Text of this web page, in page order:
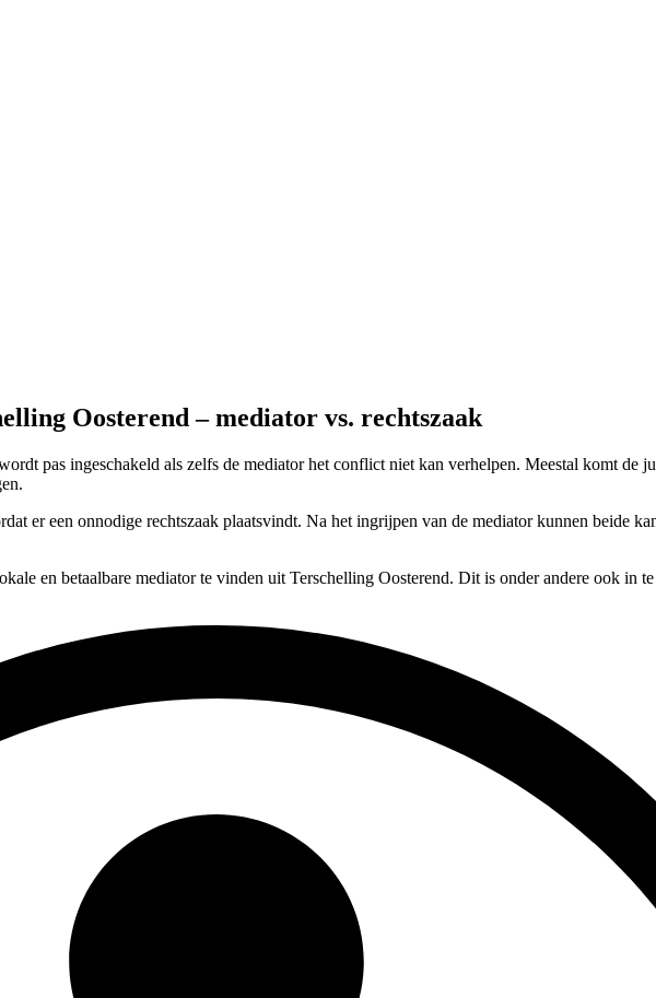
Oosterend – mediator vs. rechtszaak
pas ingeschakeld als zelfs de mediator het conflict niet kan verhelpen. Meestal komt de
er een onnodige rechtszaak plaatsvindt. Na het ingrijpen van de mediator kunnen beide
en betaalbare mediator te vinden uit Terschelling Oosterend. Dit is onder andere ook in